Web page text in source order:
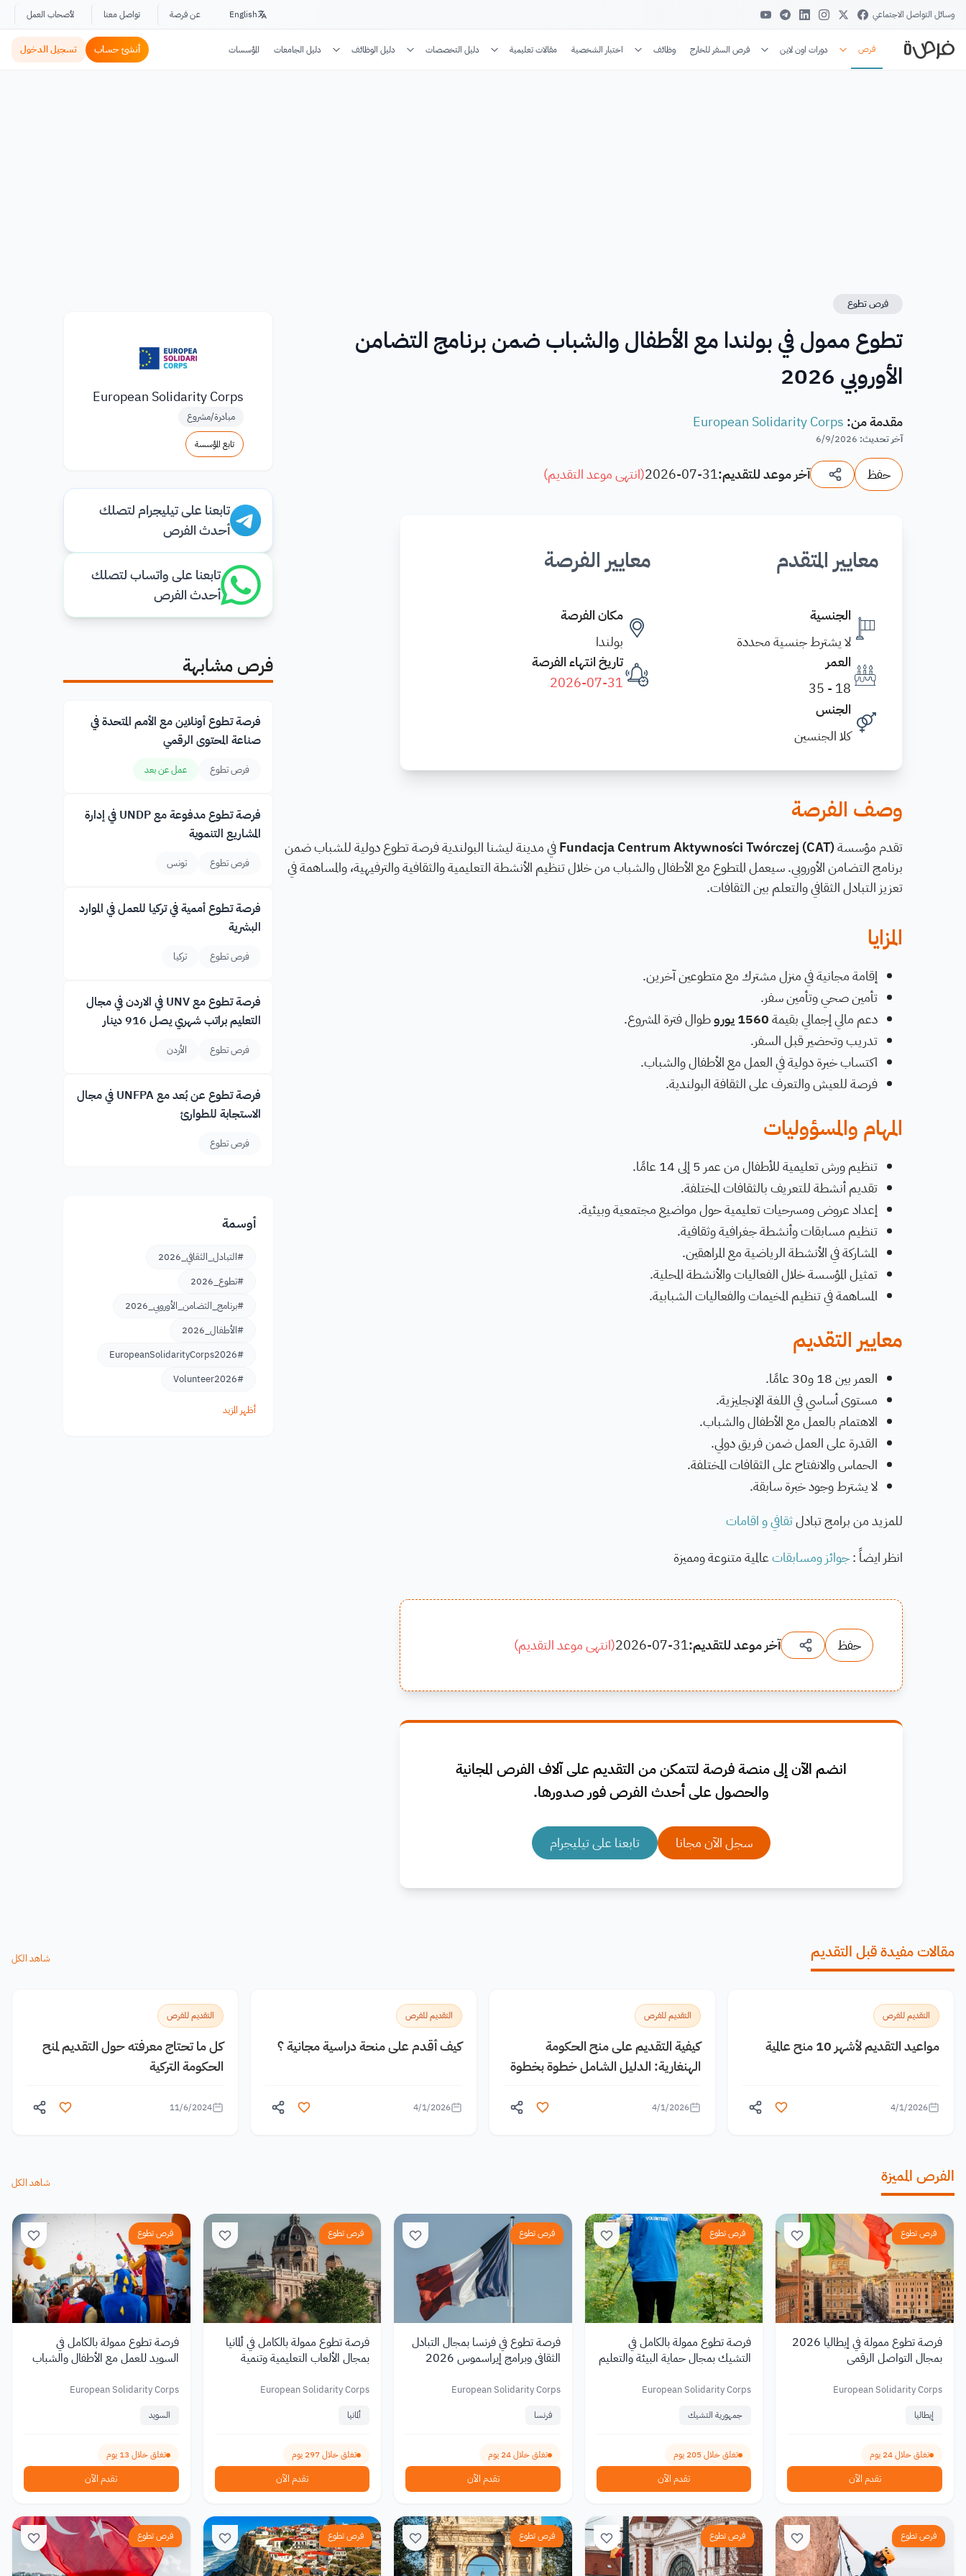
وسائل التواصل الاجتماعي English عن فرصة تواصل معنا لأصحاب العمل
فرص دورات اون لاين فرص السفر للخارج وظائف اختبار الشخصية مقالات تعليمية دليل التخصصات دليل الوظائف دليل الجامعات المؤسسات أنشئ حساب تسجيل الدخول
فرص تطوع
تطوع ممول في بولندا مع الأطفال والشباب ضمن برنامج التضامن
الأوروبي 2026
مقدمة من:
European Solidarity Corps
آخر تحديث:
6/9/2026
حفظ آخر موعد للتقديم:2026-07-31
(انتهى موعد التقديم)
معايير المتقدم
الجنسية
لا يشترط جنسية محددة
العمر
18 - 35
الجنس
كلا الجنسين
معايير الفرصة
مكان الفرصة
بولندا
تاريخ انتهاء الفرصة
2026-07-31
وصف الفرصة
تقدم مؤسسةFundacja Centrum Aktywności Twórczej (CAT)في مدينة ليشنا البولندية فرصة تطوع دولية للشباب ضمن
برنامج التضامن الأوروبي. سيعمل المتطوع مع الأطفال والشباب من خلال تنظيم الأنشطة التعليمية والثقافية والترفيهية، والمساهمة في
تعزيز التبادل الثقافي والتعلم بين الثقافات.
المزايا
إقامة مجانية في منزل مشترك مع متطوعين آخرين.
تأمين صحي وتأمين سفر.
دعم مالي إجمالي بقيمة1560 يورو
طوال فترة المشروع.
تدريب وتحضير قبل السفر.
اكتساب خبرة دولية في العمل مع الأطفال والشباب.
فرصة للعيش والتعرف على الثقافة البولندية.
المهام والمسؤوليات
تنظيم ورش تعليمية للأطفال من عمر 5 إلى 14 عامًا.
تقديم أنشطة للتعريف بالثقافات المختلفة.
إعداد عروض ومسرحيات تعليمية حول مواضيع مجتمعية وبيئية.
تنظيم مسابقات وأنشطة جغرافية وثقافية.
المشاركة في الأنشطة الرياضية مع المراهقين.
تمثيل المؤسسة خلال الفعاليات والأنشطة المحلية.
المساهمة في تنظيم المخيمات والفعاليات الشبابية.
معايير التقديم
العمر بين 18 و30 عامًا.
مستوى أساسي في اللغة الإنجليزية.
الاهتمام بالعمل مع الأطفال والشباب.
القدرة على العمل ضمن فريق دولي.
الحماس والانفتاح على الثقافات المختلفة.
لا يشترط وجود خبرة سابقة.
للمزيد من برامج تبادلثقافي و اقامات
انظر ايضاً :جوائز ومسابقاتعالمية متنوعة ومميزة
حفظ آخر موعد للتقديم:2026-07-31
(انتهى موعد التقديم)
انضم الآن إلى منصة فرصة لتتمكن من التقديم على آلاف الفرص المجانية
والحصول على أحدث الفرص فور صدورها.
سجل الآن مجانا تابعنا على تيليجرام
European Solidarity Corps
مبادرة/مشروع
تابع المؤسسة
تابعنا على تيليجرام لتصلك
أحدث الفرص
تابعنا على واتساب لتصلك
أحدث الفرص
فرص مشابهة
فرصة تطوع أونلاين مع الأمم المتحدة في
صناعة المحتوى الرقمي
فرص تطوع عمل عن بعد
فرصة تطوع مدفوعة مع UNDP في إدارة
المشاريع التنموية
فرص تطوع تونس
فرصة تطوع أممية في تركيا للعمل في الموارد
البشرية
فرص تطوع تركيا
فرصة تطوع مع UNV في الاردن في مجال
التعليم براتب شهري يصل 916 دينار
فرص تطوع الأردن
فرصة تطوع عن بُعد مع UNFPA في مجال
الاستجابة للطوارئ
فرص تطوع
أوسمة
#التبادل_الثقافي_2026
#تطوع_2026
#برنامج_التضامن_الأوروبي_2026
#الأطفال_2026
#EuropeanSolidarityCorps2026
#Volunteer2026
أظهر المزيد
مقالات مفيدة قبل التقديم شاهد الكل
التقديم للفرص
مواعيد التقديم لأشهر 10 منح عالمية
4/1/2026
التقديم للفرص
كيفية التقديم على منح الحكومة
الهنغارية: الدليل الشامل خطوة بخطوة
4/1/2026
التقديم للفرص
كيف أقدم على منحة دراسية مجانية ؟
4/1/2026
التقديم للفرص
كل ما تحتاج معرفته حول التقديم لمنح
الحكومة التركية
11/6/2024
الفرص المميزة شاهد الكل
فرص تطوع
فرصة تطوع ممولة في إيطاليا 2026
بمجال التواصل الرقمي
European Solidarity Corps
إيطاليا
تغلق خلال 24 يوم
تقدم الآن
فرص تطوع
فرصة تطوع ممولة بالكامل في
التشيك بمجال حماية البيئة والتعليم
European Solidarity Corps
جمهورية التشيك
تغلق خلال 205 يوم
تقدم الآن
فرص تطوع
فرصة تطوع في فرنسا بمجال التبادل
الثقافي وبرامج إيراسموس 2026
European Solidarity Corps
فرنسا
تغلق خلال 24 يوم
تقدم الآن
فرص تطوع
فرصة تطوع ممولة بالكامل في ألمانيا
بمجال الألعاب التعليمية وتنمية
European Solidarity Corps
ألمانيا
تغلق خلال 297 يوم
تقدم الآن
فرص تطوع
فرصة تطوع ممولة بالكامل في
السويد للعمل مع الأطفال والشباب
European Solidarity Corps
السويد
تغلق خلال 13 يوم
تقدم الآن
فرص تطوع فرص تطوع فرص تطوع فرص تطوع فرص تطوع